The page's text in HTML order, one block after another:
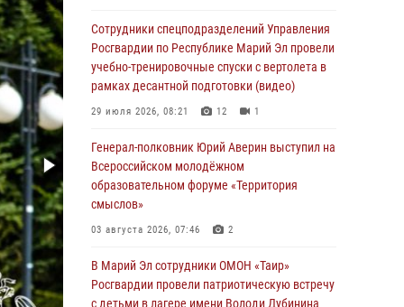
образовательном форуме «Территория
смыслов»
03 августа 2026, 07:46 2
Росгвардейцы в Марий Эл обеспечили
и проведения матчевого турнира на Кубок
Раимкуля Малахбекова
03 августа 2026, 06:52 7
Центральная войсковая комендатура
августа
02 августа 2026, 11:44
Сотрудники спецподразделений Управления
Росгвардии по Республике Марий Эл провели
учебно-тренировочные спуски с вертолета в
рамках десантной подготовки (видео)
29 июля 2026, 08:21 12 1
Генерал-полковник Юрий Аверин выступил на
Всероссийском молодёжном
образовательном форуме «Территория
смыслов»
03 августа 2026, 07:46 2
В Марий Эл сотрудники ОМОН «Таир»
Росгвардии провели патриотическую встречу
с детьми в лагере имени Володи Дубинина